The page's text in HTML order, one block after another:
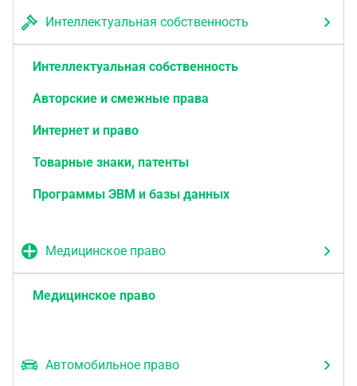
Интеллектуальная собственность
Интеллектуальная собственность
Авторские и смежные права
Интернет и право
Товарные знаки, патенты
Программы ЭВМ и базы данных
Медицинское право
Медицинское право
Автомобильное право